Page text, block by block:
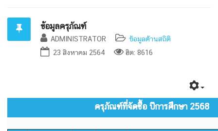
ข้อมูลครุภัณฑ์
ADMINISTRATOR
ข้อมูลด้านสถิติ
23 สิงหาคม 2564
ฮิต: 8616
ครุภัณฑ์ที่จัดซื้อ ปีการศึกษา 2568